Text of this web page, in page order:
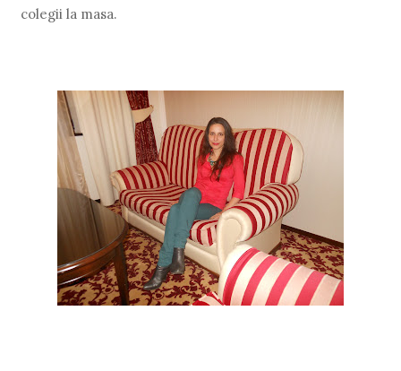
colegii la masa.